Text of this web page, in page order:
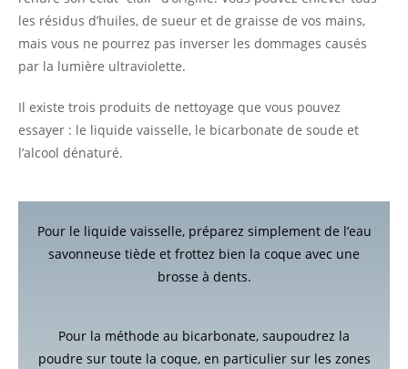
les résidus d’huiles, de sueur et de graisse de vos mains,
mais vous ne pourrez pas inverser les dommages causés
par la lumière ultraviolette.
Il existe trois produits de nettoyage que vous pouvez
essayer : le liquide vaisselle, le bicarbonate de soude et
l’alcool dénaturé.
Pour le liquide vaisselle, préparez simplement de l’eau
savonneuse tiède et frottez bien la coque avec une
brosse à dents.
Pour la méthode au bicarbonate, saupoudrez la
poudre sur toute la coque, en particulier sur les zones